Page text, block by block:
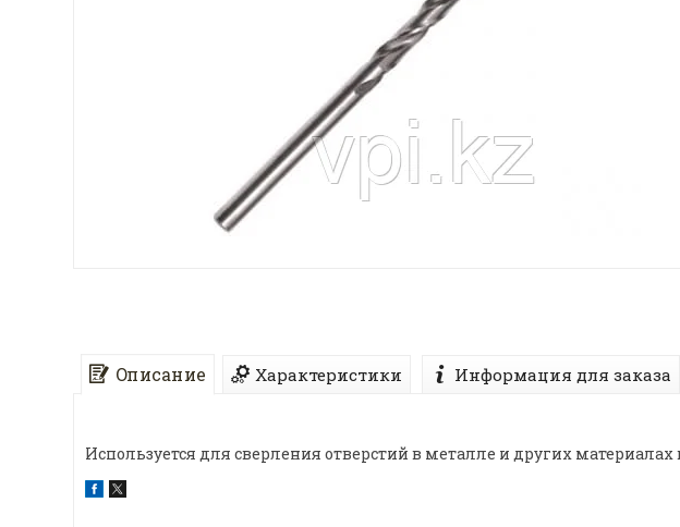
Описание Характеристики Информация для заказа
Используется для сверления отверстий в металле и других